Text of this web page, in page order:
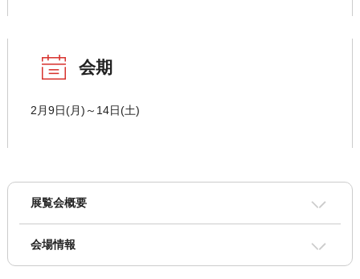
会期
2月9日(月)～14日(土)
展覧会概要
会場情報